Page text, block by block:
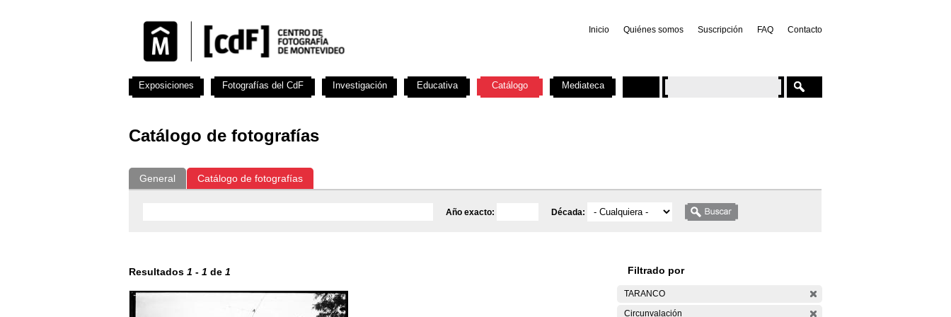
Inicio Quiénes somos Suscripción FAQ Contacto
Catálogo de fotografías
General Catálogo de fotografías
Año exacto: Década:
Resultados 1 - 1 de 1 Filtrado por
TARANCO
Circunvalación
Exposiciones Fotografías del CdF Investigación Educativa Catálogo Mediateca